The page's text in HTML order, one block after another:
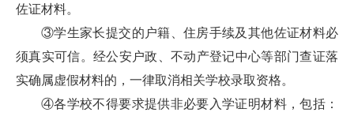
佐证材料。
③学生家长提交的户籍、住房手续及其他佐证材料必
须真实可信。经公安户政、不动产登记中心等部门查证落
实确属虚假材料的，一律取消相关学校录取资格。
④各学校不得要求提供非必要入学证明材料，包括：